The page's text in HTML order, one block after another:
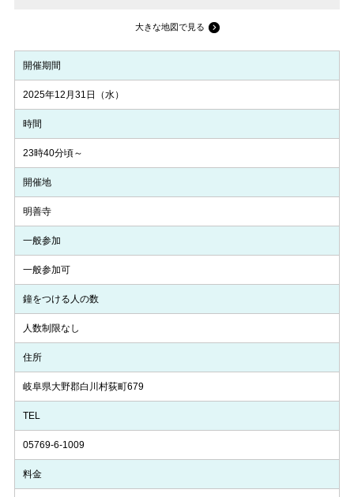
大きな地図で見る
開催期間
2025年12月31日（水）
時間
23時40分頃～
開催地
明善寺
一般参加
一般参加可
鐘をつける人の数
人数制限なし
住所
岐阜県大野郡白川村荻町679
TEL
05769-6-1009
料金